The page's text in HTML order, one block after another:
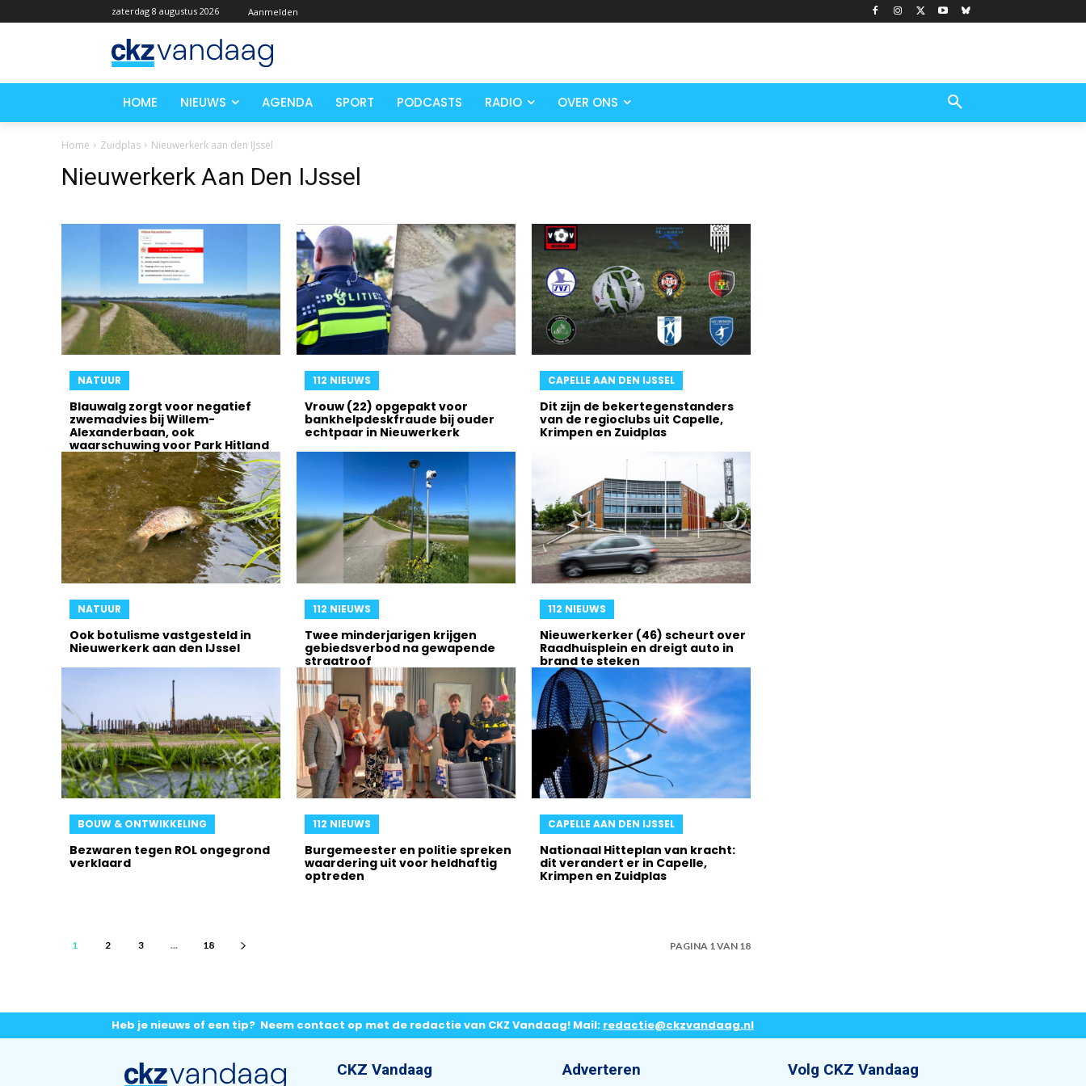
zaterdag 8 augustus 2026 Aanmelden
HOME NIEUWS AGENDA SPORT PODCASTS RADIO OVER ONS
Home Zuidplas Nieuwerkerk aan den IJssel
Nieuwerkerk Aan Den IJssel
NATUUR
Blauwalg zorgt voor negatief
zwemadvies bij Willem-
Alexanderbaan, ook
waarschuwing voor Park Hitland
112 NIEUWS
Vrouw (22) opgepakt voor
bankhelpdeskfraude bij ouder
echtpaar in Nieuwerkerk
CAPELLE AAN DEN IJSSEL
Dit zijn de bekertegenstanders
van de regioclubs uit Capelle,
Krimpen en Zuidplas
NATUUR
Ook botulisme vastgesteld in
Nieuwerkerk aan den IJssel
112 NIEUWS
Twee minderjarigen krijgen
gebiedsverbod na gewapende
straatroof
112 NIEUWS
Nieuwerkerker (46) scheurt over
Raadhuisplein en dreigt auto in
brand te steken
BOUW & ONTWIKKELING
Bezwaren tegen ROL ongegrond
verklaard
112 NIEUWS
Burgemeester en politie spreken
waardering uit voor heldhaftig
optreden
CAPELLE AAN DEN IJSSEL
Nationaal Hitteplan van kracht:
dit verandert er in Capelle,
Krimpen en Zuidplas
1 2 3 ... 18 PAGINA 1 VAN 18
Heb je nieuws of een tip? Neem contact op met de redactie van CKZ Vandaag! Mail: redactie@ckzvandaag.nl
CKZ Vandaag Adverteren Volg CKZ Vandaag